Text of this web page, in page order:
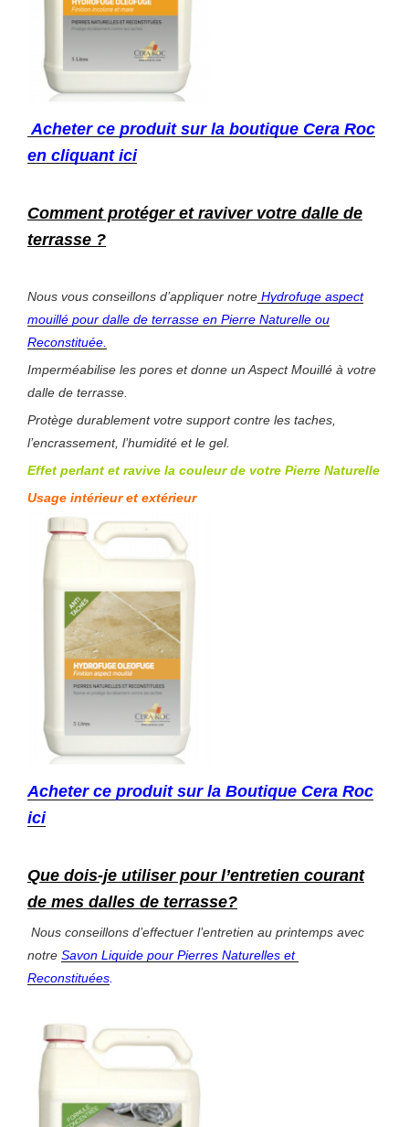
Acheter ce produit sur la boutique Cera Roc
en cliquant ici
Comment protéger et raviver votre dalle de
terrasse ?
Nous vous conseillons d’appliquer notre Hydrofuge aspect
mouillé pour dalle de terrasse en Pierre Naturelle ou
Reconstituée.
Imperméabilise les pores et donne un Aspect Mouillé à votre
dalle de terrasse.
Protège durablement votre support contre les taches,
l’encrassement, l’humidité et le gel.
Effet perlant et ravive la couleur de votre Pierre Naturelle
Usage intérieur et extérieur
Acheter ce produit sur la Boutique Cera Roc
ici
Que dois-je utiliser pour l’entretien courant
de mes dalles de terrasse?
Nous conseillons d’effectuer l’entretien au printemps avec
notre Savon Liquide pour Pierres Naturelles et
Reconstituées